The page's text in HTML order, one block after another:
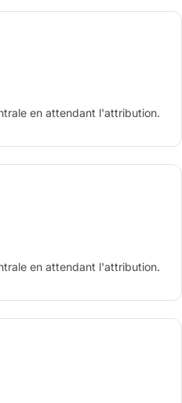
en attendant l'attribution.
en attendant l'attribution.